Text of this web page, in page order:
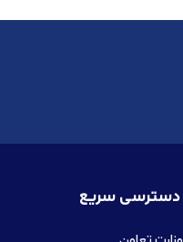
دسترسی سریع
وزارت تعاون